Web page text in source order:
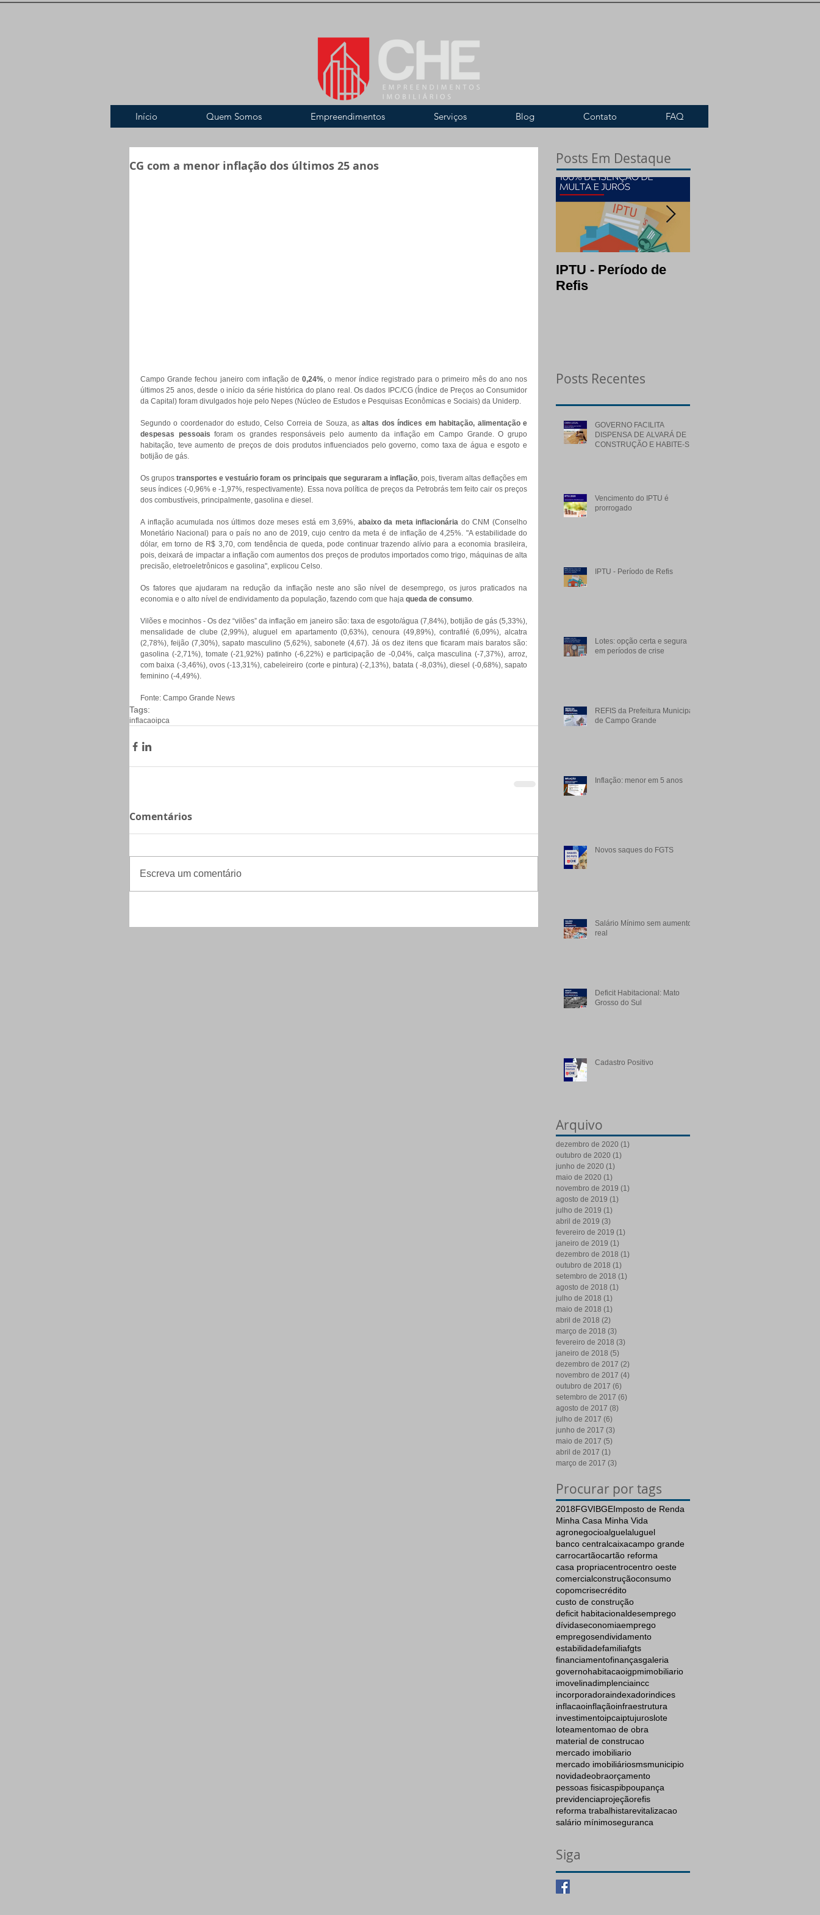
Início Quem Somos Empreendimentos Serviços Blog Contato FAQ
CG com a menor inflação dos últimos 25 anos
Campo Grande fechou janeiro com inflação de 0,24%, o menor índice registrado para o primeiro mês do ano nos
últimos 25 anos, desde o início da série histórica do plano real. Os dados IPC/CG (Índice de Preços ao Consumidor
da Capital) foram divulgados hoje pelo Nepes (Núcleo de Estudos e Pesquisas Econômicas e Sociais) da Uniderp.
Segundo o coordenador do estudo, Celso Correia de Souza, as altas dos índices em habitação, alimentação e
despesas pessoais foram os grandes responsáveis pelo aumento da inflação em Campo Grande. O grupo
habitação, teve aumento de preços de dois produtos influenciados pelo governo, como taxa de água e esgoto e
botijão de gás.
Os grupos transportes e vestuário foram os principais que seguraram a inflação, pois, tiveram altas deflações em
seus índices (-0,96% e -1,97%, respectivamente). Essa nova política de preços da Petrobrás tem feito cair os preços
dos combustíveis, principalmente, gasolina e diesel.
A inflação acumulada nos últimos doze meses está em 3,69%, abaixo da meta inflacionária do CNM (Conselho
Monetário Nacional) para o país no ano de 2019, cujo centro da meta é de inflação de 4,25%. "A estabilidade do
dólar, em torno de R$ 3,70, com tendência de queda, pode continuar trazendo alívio para a economia brasileira,
pois, deixará de impactar a inflação com aumentos dos preços de produtos importados como trigo, máquinas de alta
precisão, eletroeletrônicos e gasolina", explicou Celso.
Os fatores que ajudaram na redução da inflação neste ano são nível de desemprego, os juros praticados na
economia e o alto nível de endividamento da população, fazendo com que haja queda de consumo.
Vilões e mocinhos - Os dez “vilões” da inflação em janeiro são: taxa de esgoto/água (7,84%), botijão de gás (5,33%),
mensalidade de clube (2,99%), aluguel em apartamento (0,63%), cenoura (49,89%), contrafilé (6,09%), alcatra
(2,78%), feijão (7,30%), sapato masculino (5,62%), sabonete (4,67). Já os dez itens que ficaram mais baratos são:
gasolina (-2,71%), tomate (-21,92%) patinho (-6,22%) e participação de -0,04%, calça masculina (-7,37%), arroz,
com baixa (-3,46%), ovos (-13,31%), cabeleireiro (corte e pintura) (-2,13%), batata ( -8,03%), diesel (-0,68%), sapato
feminino (-4,49%).
Fonte: Campo Grande News
Tags:
inflacaoipca
Comentários
Escreva um comentário
Posts Em Destaque
IPTU - Período de
Refis
Posts Recentes
GOVERNO FACILITA
DISPENSA DE ALVARÁ DE
CONSTRUÇÃO E HABITE-SE
Vencimento do IPTU é
prorrogado
IPTU - Período de Refis
Lotes: opção certa e segura
em períodos de crise
REFIS da Prefeitura Municipal
de Campo Grande
Inflação: menor em 5 anos
Novos saques do FGTS
Salário Mínimo sem aumento
real
Deficit Habitacional: Mato
Grosso do Sul
Cadastro Positivo
Arquivo
dezembro de 2020 (1)
outubro de 2020 (1)
junho de 2020 (1)
maio de 2020 (1)
novembro de 2019 (1)
agosto de 2019 (1)
julho de 2019 (1)
abril de 2019 (3)
fevereiro de 2019 (1)
janeiro de 2019 (1)
dezembro de 2018 (1)
outubro de 2018 (1)
setembro de 2018 (1)
agosto de 2018 (1)
julho de 2018 (1)
maio de 2018 (1)
abril de 2018 (2)
março de 2018 (3)
fevereiro de 2018 (3)
janeiro de 2018 (5)
dezembro de 2017 (2)
novembro de 2017 (4)
outubro de 2017 (6)
setembro de 2017 (6)
agosto de 2017 (8)
julho de 2017 (6)
junho de 2017 (3)
maio de 2017 (5)
abril de 2017 (1)
março de 2017 (3)
Procurar por tags
2018FGVIBGEImposto de Renda
Minha Casa Minha Vida
agronegocioalguelaluguel
banco centralcaixacampo grande
carrocartãocartão reforma
casa propriacentrocentro oeste
comercialconstruçãoconsumo
copomcrisecrédito
custo de construção
deficit habitacionaldesemprego
dívidaseconomiaemprego
empregosendividamento
estabilidadefamiliafgts
financiamentofinançasgaleria
governohabitacaoigpmimobiliario
imovelinadimplenciaincc
incorporadoraindexadorindices
inflacaoinflaçãoinfraestrutura
investimentoipcaiptujuroslote
loteamentomao de obra
material de construcao
mercado imobiliario
mercado imobiliáriosmsmunicipio
novidadeobraorçamento
pessoas fisicaspibpoupança
previdenciaprojeçãorefis
reforma trabalhistarevitalizacao
salário mínimoseguranca
Siga